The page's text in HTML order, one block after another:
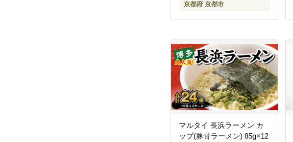
京都府 京都市
マルタイ 長浜ラーメン カ
ップ(豚骨ラーメン) 85g×12